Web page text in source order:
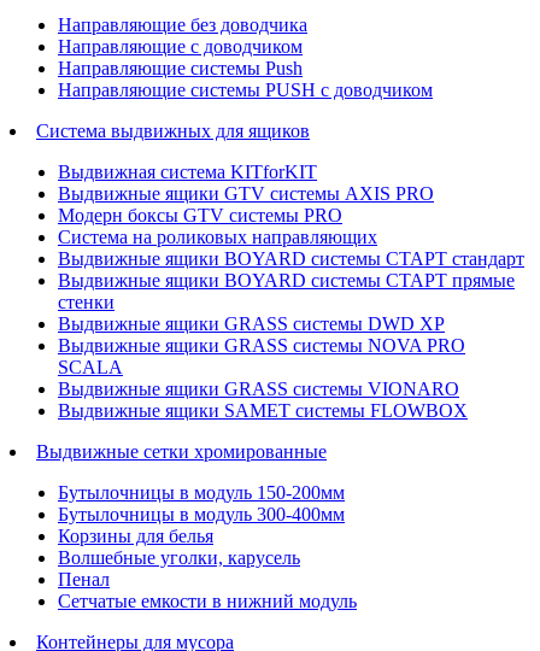
Направляющие без доводчика
Направляющие с доводчиком
Направляющие системы Push
Направляющие системы PUSH с доводчиком
Система выдвижных для ящиков
Выдвижная система KITforKIT
Выдвижные ящики GTV системы AXIS PRO
Модерн боксы GTV системы PRO
Система на роликовых направляющих
Выдвижные ящики BOYARD системы СТАРТ стандарт
Выдвижные ящики BOYARD системы СТАРТ прямые
стенки
Выдвижные ящики GRASS системы DWD XP
Выдвижные ящики GRASS системы NOVA PRO
SCALA
Выдвижные ящики GRASS системы VIONARO
Выдвижные ящики SAMET системы FLOWBOX
Выдвижные сетки хромированные
Бутылочницы в модуль 150-200мм
Бутылочницы в модуль 300-400мм
Корзины для белья
Волшебные уголки, карусель
Пенал
Cетчатые емкости в нижний модуль
Контейнеры для мусора